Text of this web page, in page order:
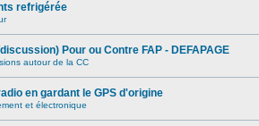
refrigérée
Pour ou Contre FAP - DEFAPAGE
autour de la CC
en gardant le GPS d'origine
et électronique